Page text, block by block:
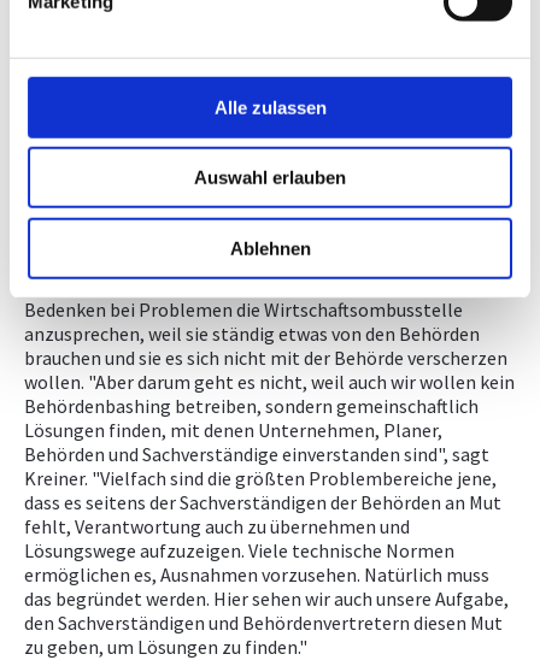
Alle zulassen
Auswahl erlauben
Ablehnen
Behörde, Unternehmen und Sachverständigen aufzutreten.
verstärkt im Bereich der anlagenrechtlichen Neuerungen
einbringen, die uns auf Bundesebene bevorstehen. Hier darf
die Bürokratie nicht überbordend werden, sondern es gilt
gerade für unsere kleinst- und mittelstrukturierten
Unternehmen vertretbare Lösungen zu finden", berichtet
Dr. Albert Kreiner, Vorsitzender-Stellvertreter
Wirtschaftsombudsstelle. In seiner Pension ist er selbst
unternehmerisch als Berater tätig und arbeitet
ehrenamtlich für die Wirtschaftsombudsstelle.
Nach wie vor hätten viele Unternehmen oder Planer
Bedenken bei Problemen die Wirtschaftsombusstelle
anzusprechen, weil sie ständig etwas von den Behörden
brauchen und sie es sich nicht mit der Behörde verscherzen
wollen. "Aber darum geht es nicht, weil auch wir wollen kein
Behördenbashing betreiben, sondern gemeinschaftlich
Lösungen finden, mit denen Unternehmen, Planer,
Behörden und Sachverständige einverstanden sind", sagt
Kreiner. "Vielfach sind die größten Problembereiche jene,
dass es seitens der Sachverständigen der Behörden an Mut
fehlt, Verantwortung auch zu übernehmen und
Lösungswege aufzuzeigen. Viele technische Normen
ermöglichen es, Ausnahmen vorzusehen. Natürlich muss
das begründet werden. Hier sehen wir auch unsere Aufgabe,
den Sachverständigen und Behördenvertretern diesen Mut
zu geben, um Lösungen zu finden."